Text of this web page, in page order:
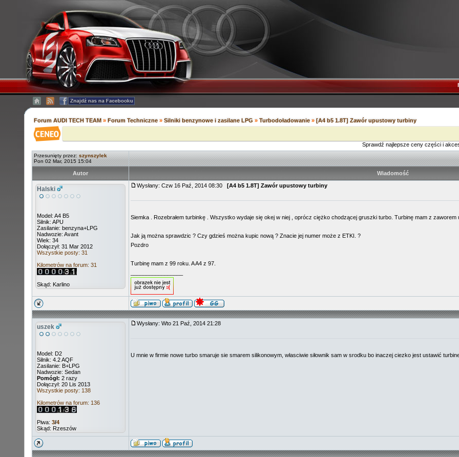
Forum AUDI TECH TEAM » Forum Techniczne » Silniki benzynowe i zasilane LPG » Turbodoładowanie » [A4 b5 1.8T] Zawór upustowy turbiny
Sprawdź najlepsze ceny części i
Przesunięty przez: szynszylek
Pon 02 Mar, 2015 15:04
Autor Wiadomość
Halski
Model: A4 B5
Silnik: APU
Zasilanie: benzyna+LPG
Nadwozie: Avant
Wiek: 34
Dołączył: 31 Mar 2012
Wszystkie posty: 31
Kilometrów na forum: 31
Skąd: Karlino
Wysłany: Czw 16 Paź, 2014 08:30 [A4 b5 1.8T] Zawór upustowy turbiny
Siemka . Rozebrałem turbinkę . Wszystko wydaje się okej w niej , oprócz ciężko chodzącej gruszki turbo. Turbinę mam z
Jak ją można sprawdzic ? Czy gdzieś można kupic nową ? Znacie jej numer może z ETKI. ?
Pozdro
Turbinę mam z 99 roku. A A4 z 97.
uszek
Model: D2
Silnik: 4.2 AQF
Zasilanie: B+LPG
Nadwozie: Sedan
Pomógł: 2 razy
Dołączył: 20 Lis 2013
Wszystkie posty: 138
Kilometrów na forum: 136
Piwa: 3/4
Skąd: Rzeszów
Wysłany: Wto 21 Paź, 2014 21:28
U mnie w firmie nowe turbo smaruje sie smarem silikonowym, własciwie siłownik sam w srodku bo inaczej ciezko jest ustawić